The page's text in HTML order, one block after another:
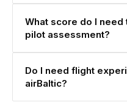
What score do I
pilot assessment?
Do I need flight
airBaltic?